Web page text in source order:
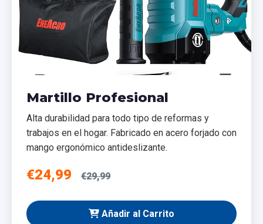
Martillo Profesional
Alta durabilidad para todo tipo de reformas y
trabajos en el hogar. Fabricado en acero forjado con
mango ergonómico antideslizante.
€24,99 €29,99
Añadir al Carrito